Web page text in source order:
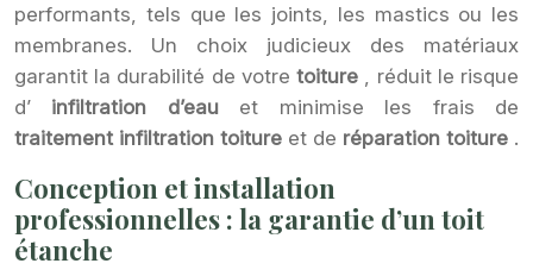
performants, tels que les joints, les mastics ou les
membranes. Un choix judicieux des matériaux
garantit la durabilité de votretoiture
, réduit le risque
d’ infiltration d’eau et minimise les frais de
traitement infiltration toiture et de réparation toiture .
Conception et installation
professionnelles : la garantie d’un toit
étanche